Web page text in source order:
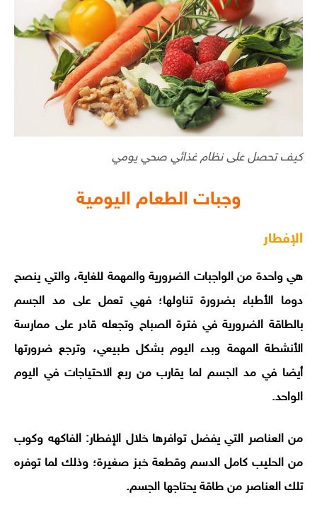
كيف تحصل على نظام غذائي صحي يومي
وجبات الطعام اليومية
الإفطار
هي واحدة من الواجبات الضرورية والمهمة للغاية، والتي ينصح
دوما الأطباء بضرورة تناولها؛ فهي تعمل على مد الجسم
بالطاقة الضرورية في فترة الصباح وتجعله قادر على ممارسة
الأنشطة المهمة وبدء اليوم بشكل طبيعي، وترجع ضرورتها
أيضا في مد الجسم لما يقارب من ربع الاحتياجات في اليوم
الواحد.
من العناصر التي يفضل توافرها خلال الإفطار: الفاكهه وكوب
من الحليب كامل الدسم وقطعة خبز صغيرة؛ وذلك لما توفره
تلك العناصر من طاقة يحتاجها الجسم.